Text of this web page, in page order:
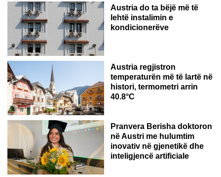
Austria do ta bëjë më të
lehtë instalimin e
kondicionerëve
Austria regjistron
temperaturën më të lartë në
histori, termometri arrin
40.8°C
AUSTRI
Pranvera Berisha doktoron
në Austri me hulumtim
inovativ në gjenetikë dhe
inteligjencë artificiale